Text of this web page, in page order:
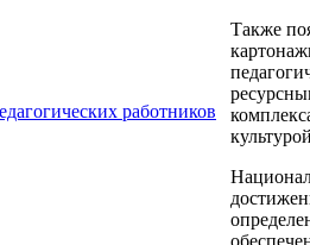
работников
Также